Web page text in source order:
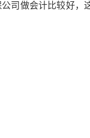
司做会计比较好，